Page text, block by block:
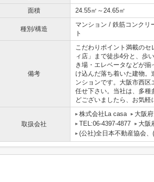
面積
24.55㎡～24.65㎡
種別/構造
マンション / 鉄筋コンクリ
ト
備考
こだわりポイント満載の
ィ店」まで徒歩4分と、歩
き場・エレベータなどが
け込んだ落ち着いた建物
ンションです。大阪市西
任せ下さい。当社は、多種
どございましたら、お気軽
取扱会社
株式会社La casa
大阪
TEL:06-4397-4877
大阪
(公社)全日本不動産協会